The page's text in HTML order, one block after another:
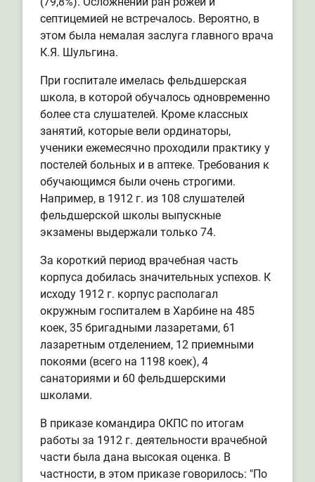
септицемией не встречалось. Вероятно, в
этом была немалая заслуга главного врача
К.Я. Шульгина.
При госпитале имелась фельдшерская
школа, в которой обучалось одновременно
более ста слушателей. Кроме классных
занятий, которые вели ординаторы,
ученики ежемесячно проходили практику у
постелей больных и в аптеке. Требования к
обучающимся были очень строгими.
Например, в 1912 г. из 108 слушателей
фельдшерской школы выпускные
экзамены выдержали только 74.
За короткий период врачебная часть
корпуса добилась значительных успехов. К
исходу 1912 г. корпус располагал
окружным госпиталем в Харбине на 485
коек, 35 бригадными лазаретами, 61
лазаретным отделением, 12 приемными
покоями (всего на 1198 коек), 4
санаториями и 60 фельдшерскими
школами.
В приказе командира ОКПС по итогам
работы за 1912 г. деятельности врачебной
части была дана высокая оценка. В
частности, в этом приказе говорилось: "По